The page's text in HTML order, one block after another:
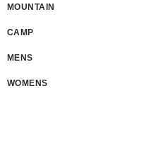
MOUNTAIN
CAMP
MENS
WOMENS